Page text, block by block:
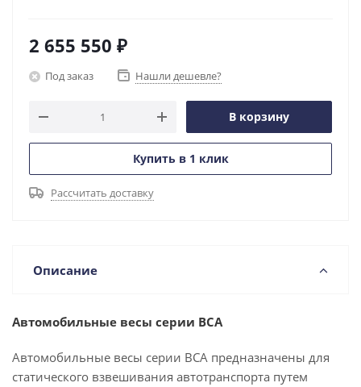
2 655 550 ₽
Под заказ Нашли дешевле?
В корзину
Купить в 1 клик
Рассчитать доставку
Описание
Автомобильные весы серии ВСА
Автомобильные весы серии ВСА предназначены для
статического взвешивания автотранспорта путем